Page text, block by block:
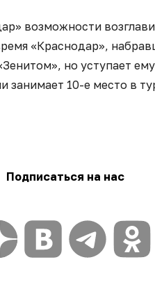
возможности
«Краснодар»,
но уступает
занимает 10-е место в
Подписаться на нас